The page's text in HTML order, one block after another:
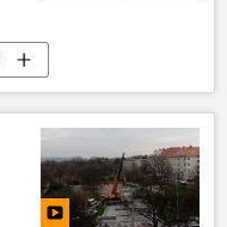
Коронавирус дар Русия ва ҷаҳон: охирин хабару гузоришҳо